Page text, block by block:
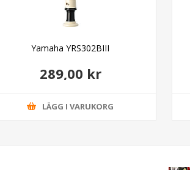
Yamaha YRS302BIII
289,00 kr
LÄGG I VARUKORG